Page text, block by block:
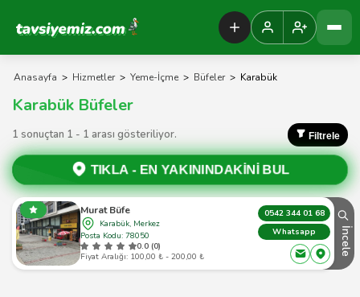
Tavsiyemiz Anasayfa
Anasayfa > Hizmetler > Yeme-İçme > Büfeler > Karabük
Karabük Büfeler
1 sonuçtan 1 - 1 arası gösteriliyor. Filtrele
TIKLA - EN YAKININDAKİNİ BUL
Murat Büfe
Karabük, Merkez
Posta Kodu: 78050
0.0 (0)
Fiyat Aralığı: 100,00 ₺ - 200,00 ₺
0542 344 01 68
Whatsapp
İncele